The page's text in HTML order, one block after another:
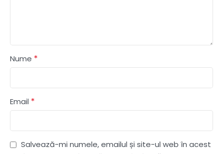
Nume *
Email *
Salvează-mi numele, emailul și site-ul web în acest